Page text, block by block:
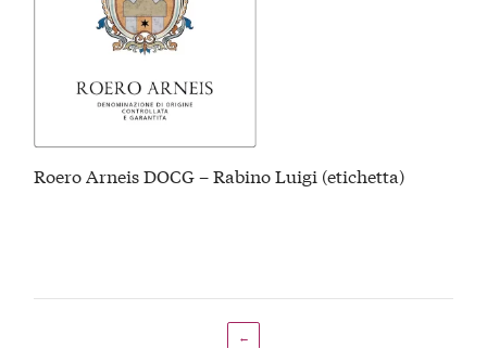
Roero Arneis DOCG – Rabino Luigi (etichetta)
←